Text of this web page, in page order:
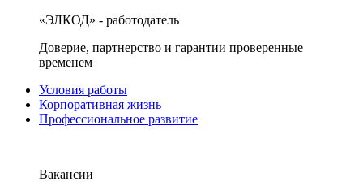
«ЭЛКОД» - работодатель
Доверие, партнерство и гарантии проверенные
временем
Условия работы
Корпоративная жизнь
Профессиональное развитие
Вакансии